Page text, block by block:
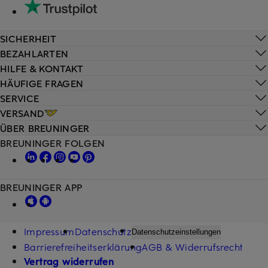
HILFE & KONTAKT
HÄUFIGE FRAGEN
SERVICE
VERSAND
SICHERHEIT
BEZAHLARTEN
ÜBER BREUNINGER
BREUNINGER FOLGEN
BREUNINGER APP
ImpressumDatenschutz Datenschutzeinstellungen
BarrierefreiheitserklärungAGB & Widerrufsrecht
Vertrag widerrufen